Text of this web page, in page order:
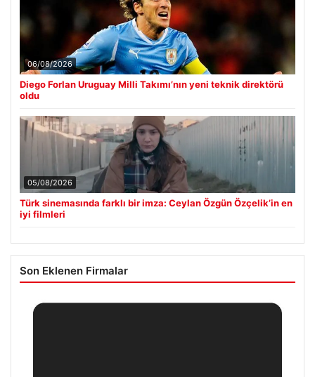
06/08/2026
Diego Forlan Uruguay Milli Takımı’nın yeni teknik direktörü
oldu
05/08/2026
Türk sinemasında farklı bir imza: Ceylan Özgün Özçelik’in en
iyi filmleri
Son Eklenen Firmalar